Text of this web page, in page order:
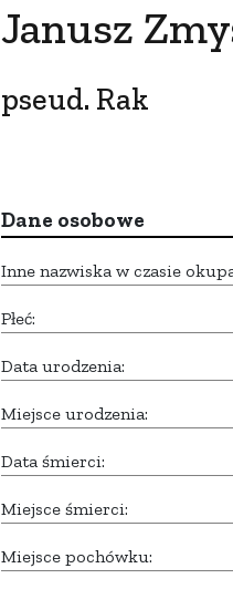
Janusz
pseud. Rak
Dane osobowe
Inne nazwiska w czasie
Płeć:
Data urodzenia:
Miejsce urodzenia:
Data śmierci:
Miejsce śmierci:
Miejsce pochówku: